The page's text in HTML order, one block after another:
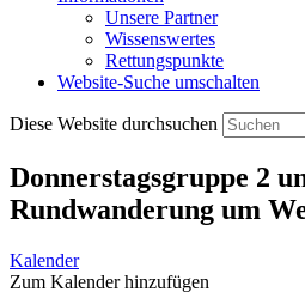
Unsere Partner
Wissenswertes
Rettungspunkte
Website-Suche umschalten
Diese Website durchsuchen
Donnerstagsgruppe 2
Rundwanderung um
Kalender
Zum Kalender hinzufügen